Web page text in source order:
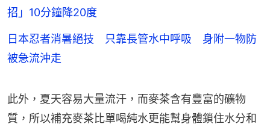
招」10分鐘降20度
日本忍者消暑絕技 只靠長管水中呼吸 身附一物防
被急流沖走
此外，夏天容易大量流汗，而麥茶含有豐富的礦物
質，所以補充麥茶比單喝純水更能幫身體鎖住水分和